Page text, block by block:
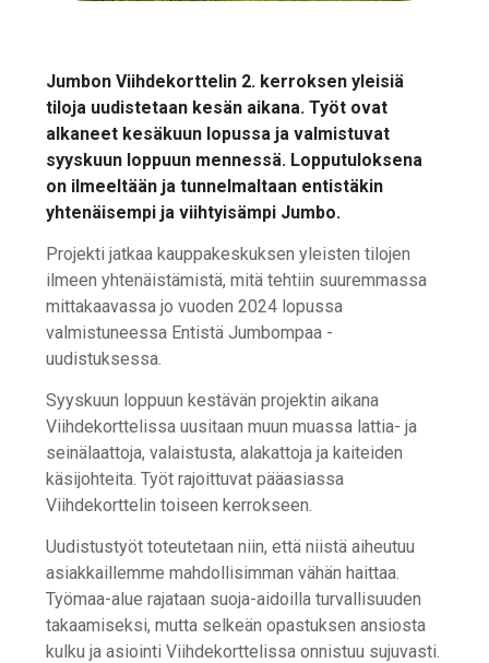
Jumbon Viihdekorttelin 2. kerroksen yleisiä
tiloja uudistetaan kesän aikana. Työt ovat
alkaneet kesäkuun lopussa ja valmistuvat
syyskuun loppuun mennessä. Lopputuloksena
on ilmeeltään ja tunnelmaltaan entistäkin
yhtenäisempi ja viihtyisämpi Jumbo.
Projekti jatkaa kauppakeskuksen yleisten tilojen
ilmeen yhtenäistämistä, mitä tehtiin suuremmassa
mittakaavassa jo vuoden 2024 lopussa
valmistuneessa Entistä Jumbompaa -
uudistuksessa.
Syyskuun loppuun kestävän projektin aikana
Viihdekorttelissa uusitaan muun muassa lattia- ja
seinälaattoja, valaistusta, alakattoja ja kaiteiden
käsijohteita. Työt rajoittuvat pääasiassa
Viihdekorttelin toiseen kerrokseen.
Uudistustyöt toteutetaan niin, että niistä aiheutuu
asiakkaillemme mahdollisimman vähän haittaa.
Työmaa-alue rajataan suoja-aidoilla turvallisuuden
takaamiseksi, mutta selkeän opastuksen ansiosta
kulku ja asiointi Viihdekorttelissa onnistuu sujuvasti.